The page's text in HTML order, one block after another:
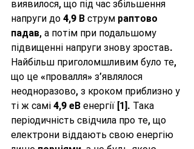
виявилося, що під час збільшення
напруги до 4,9 В струм раптово
падав, а потім при подальшому
підвищенні напруги знову зростав.
Найбільш приголомшливим було те,
що це «провалля» з’являлося
неодноразово, з кроком приблизно у
ті ж самі 4,9 еВ енергії [1]. Така
періодичність свідчила про те, що
електрони віддають свою енергію